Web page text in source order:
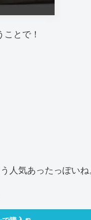
とで！
人気あったっぽいね